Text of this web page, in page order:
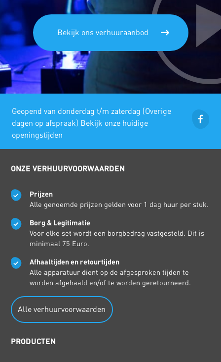
Bekijk ons verhuuraanbod
Geopend van donderdag t/m zaterdag (Overige
dagen op afspraak) Bekijk onze huidige
openingstijden
ONZE VERHUURVOORWAARDEN
Prijzen
Alle genoemde prijzen gelden voor 1 dag huur per stuk.
Borg & Legitimatie
Voor elke set wordt een borgbedrag vastgesteld. Dit is
minimaal 75 Euro.
Afhaaltijden en retourtijden
Alle apparatuur dient op de afgesproken tijden te
worden afgehaald en/of te worden geretourneerd.
Alle verhuurvoorwaarden
PRODUCTEN